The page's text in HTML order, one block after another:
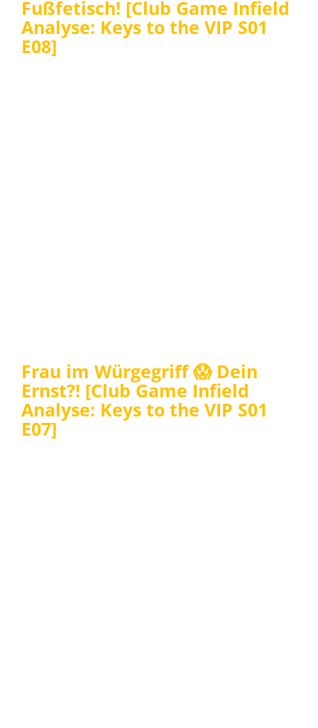
Fußfetisch! [Club Game Infield
Analyse: Keys to the VIP S01
E08]
Frau im Würgegriff 😱 Dein
Ernst?! [Club Game Infield
Analyse: Keys to the VIP S01
E07]